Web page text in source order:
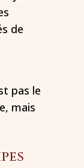
de
pas le
mais